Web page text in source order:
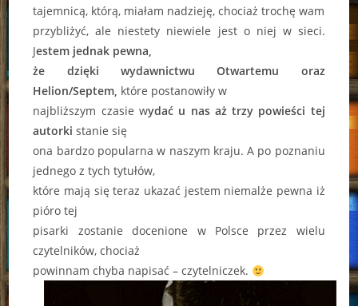
tajemnicą, którą, miałam nadzieję, chociaż trochę wam
przybliżyć, ale niestety niewiele jest o niej w sieci.
Jestem jednak pewna,
że dzięki wydawnictwu Otwartemu oraz
Helion/Septem, które postanowiły w
najbliższym czasie wydać u nas aż trzy powieści tej
autorkistanie się
ona bardzo popularna w naszym kraju. A po poznaniu
jednego z tych tytułów,
które mają się teraz ukazać jestem niemalże pewna iż
pióro tej
pisarki zostanie docenione w Polsce przez wielu
czytelników, chociaż
powinnam chyba napisać – czytelniczek.